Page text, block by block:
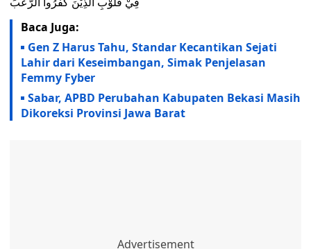
Baca Juga:
Gen Z Harus Tahu, Standar Kecantikan Sejati
Lahir dari Keseimbangan, Simak Penjelasan
Femmy Fyber
Sabar, APBD Perubahan Kabupaten Bekasi Masih
Dikoreksi Provinsi Jawa Barat